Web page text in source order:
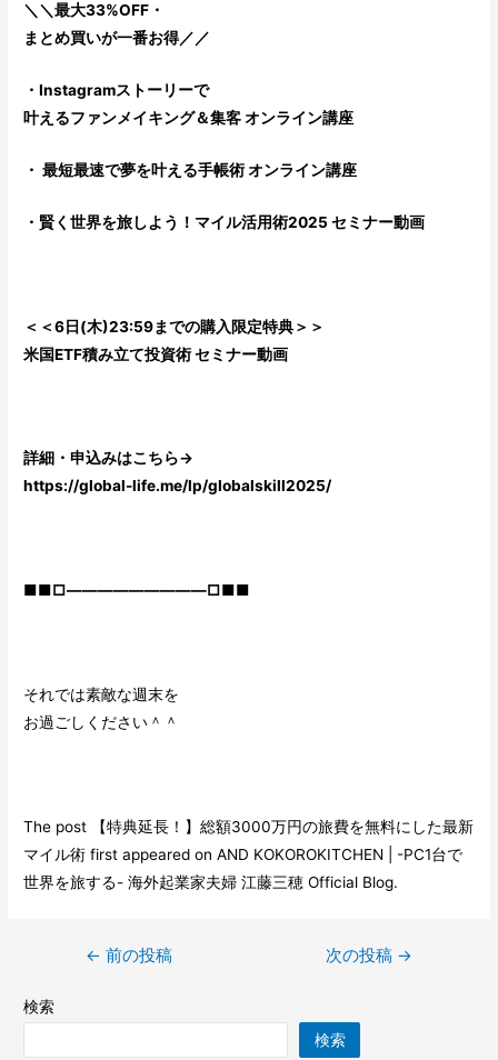
＼＼最大33%OFF・
まとめ買いが一番お得／／
・Instagramストーリーで
叶えるファンメイキング＆集客 オンライン講座
・ 最短最速で夢を叶える手帳術 オンライン講座
・賢く世界を旅しよう！マイル活用術2025 セミナー動画
＜＜6日(木)23:59までの購入限定特典＞＞
米国ETF積み立て投資術 セミナー動画
詳細・申込みはこちら→
https://global-life.me/lp/globalskill2025/
■■□―――――――――□■■
それでは素敵な週末を
お過ごしください＾＾
The post
【特典延長！】総額3000万円の旅費を無料にした最新
マイル術 first appeared onAND KOKOROKITCHEN | -PC1台で
世界を旅する- 海外起業家夫婦 江藤三穂 Official Blog.
← 前の投稿 次の投稿 →
検索
検索